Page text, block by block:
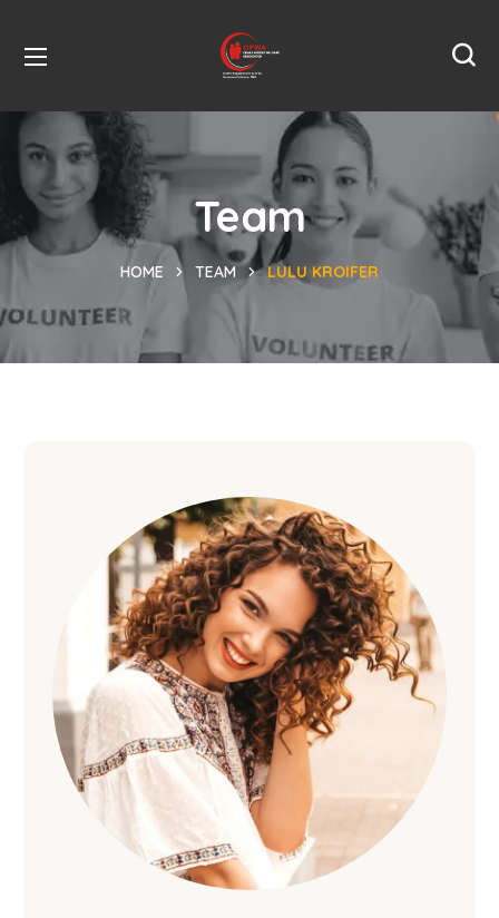
Team
HOME TEAM LULU KROIFER